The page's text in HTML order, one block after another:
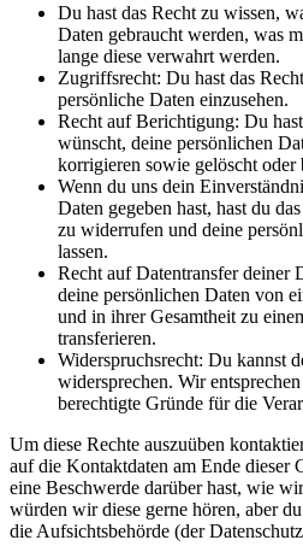
Du hast das Recht zu wissen,
Daten gebraucht werden, was
lange diese verwahrt werden.
Zugriffsrecht: Du hast das
persönliche Daten einzusehen.
Recht auf Berichtigung: Du
wünscht, deine persönlichen
korrigieren sowie gelöscht
Wenn du uns dein
Daten gegeben hast, hast du
zu widerrufen und deine
lassen.
Recht auf Datentransfer deiner
deine persönlichen Daten von
und in ihrer Gesamtheit zu
transferieren.
Widerspruchsrecht: Du kannst
widersprechen. Wir
berechtigte Gründe für die
Um diese Rechte auszuüben
auf die Kontaktdaten am Ende dieser
eine Beschwerde darüber hast, wie
würden wir diese gerne hören, aber
die Aufsichtsbehörde (der